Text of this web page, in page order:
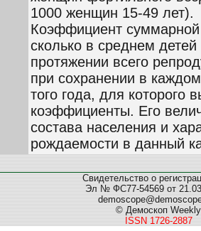
1000 женщин 15-49 лет).
Коэффициент
сколько в среднем
протяжении всего
при сохранении в
того года, для которого
коэффициенты. Его
состава населения и
рождаемости в данный
Свидетельство о
Эл № ФС77-54569 от
© Демоскоп Weekly
ISSN 1726-2887